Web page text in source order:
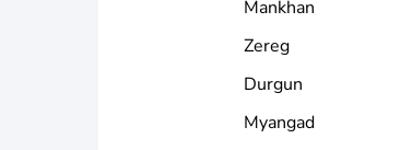
Mankhan
Zereg
Durgun
Myangad